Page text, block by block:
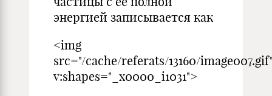
энергией записывается как
<img
src="/cache/referats/13160/
v:shapes="_x0000_i1031">